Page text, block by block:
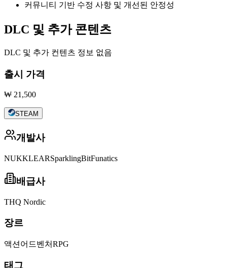
커뮤니티 기반 수정 사항 및 개선된 안정성
DLC 및 추가 콘텐츠
DLC 및 추가 컨텐츠 정보 없음
출시 가격
₩ 21,500
STEAM
개발사
NUKKLEARSparklingBitFunatics
배급사
THQ Nordic
장르
액션 어드벤처RPG
태그